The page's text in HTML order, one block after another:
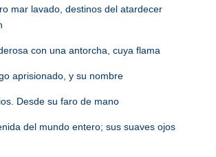
mar lavado, destinos del atardecer
con una antorcha, cuya flama
aprisionado, y su nombre
Desde su faro de mano
del mundo entero; sus suaves ojos